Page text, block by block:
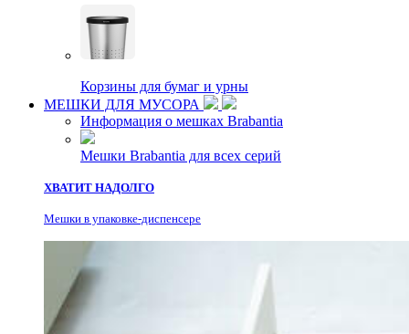
Корзины для бумаг и урны
МЕШКИ ДЛЯ МУСОРА
Информация о мешках Brabantia
Мешки Brabantia для всех серий
ХВАТИТ НАДОЛГО
Мешки в упаковке-диспенсере